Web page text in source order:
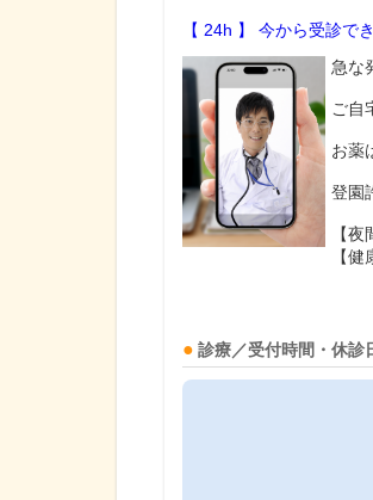
【 24h 】 今から受診で
急な
ご自
お薬
登園
【
【健
診療／受付時間・休診